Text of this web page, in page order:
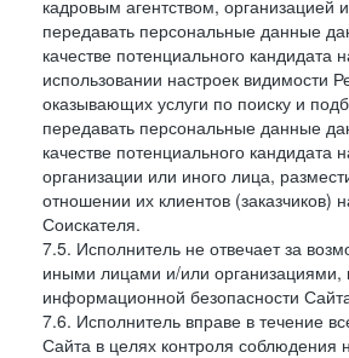
кадровым агентством,
передавать персональные данные
качестве потенциального кандидата
использовании настроек видимости
оказывающих услуги по поиску и
передавать персональные данные
качестве потенциального кандидата
организации или иного лица,
отношении их клиентов
Соискателя.
7.5. Исполнитель не отвечает за
иными лицами и/или
информационной безопасности
7.6. Исполнитель вправе в течение
Сайта в целях контроля